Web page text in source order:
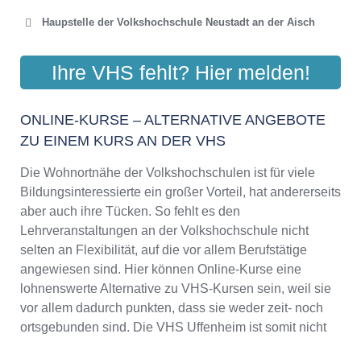
Haupstelle der Volkshochschule Neustadt an der Aisch
VHS NEUSTADT A. D. AISCH
Konrad-Adenauer-Straße 1, 91413 Neustadt an der Aisch
Ihre VHS fehlt? Hier melden!
ONLINE-KURSE – ALTERNATIVE ANGEBOTE
ZU EINEM KURS AN DER VHS
Die Wohnortnähe der Volkshochschulen ist für viele
Bildungsinteressierte ein großer Vorteil, hat andererseits
aber auch ihre Tücken. So fehlt es den
Lehrveranstaltungen an der Volkshochschule nicht
selten an Flexibilität, auf die vor allem Berufstätige
angewiesen sind. Hier können Online-Kurse eine
lohnenswerte Alternative zu VHS-Kursen sein, weil sie
vor allem dadurch punkten, dass sie weder zeit- noch
ortsgebunden sind. Die VHS Uffenheim ist somit nicht